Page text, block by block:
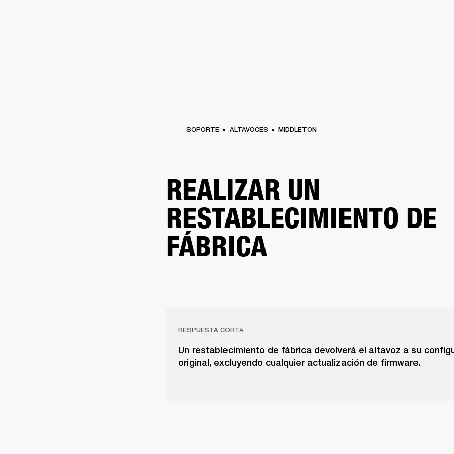
SOPORTE ALTAVOCES MIDDLETON
REALIZAR UN
RESTABLECIMIENTO DE
FÁBRICA
RESPUESTA CORTA
Un restablecimiento de fábrica devolverá el altavoz a su
original, excluyendo cualquier actualización de firmware.